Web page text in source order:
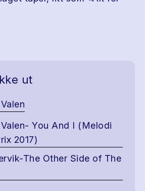
ut
You And I (Melodi
2017)
The Other Side of The